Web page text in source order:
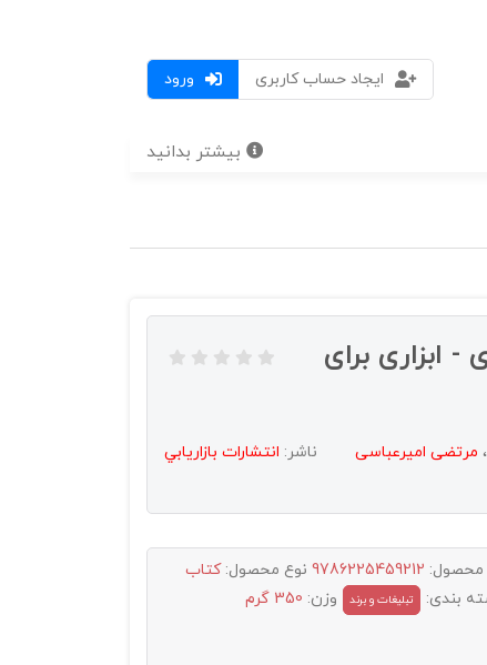
ورود
ایجاد حساب کاربری
بیشتر بدانید
ابزاری برای
، مرتضی امیرعباسی ناشر: انتشارات بازاريابي
محصول: 9786225459212 نوع محصول:کتاب
بندی:
تبليغات و برند وزن: 350 گرم